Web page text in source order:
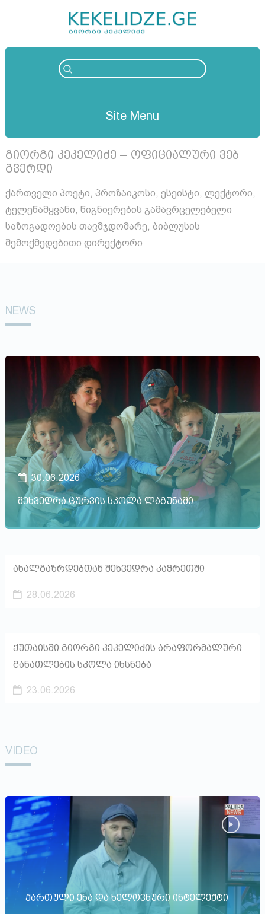
Site Menu
გიორგი კეკელიძე – ოფიციალური ვებ
გვერდი
ქართველი პოეტი, პროზაიკოსი, ესეისტი, ლექტორი,
ტელეწამყვანი, წიგნიერების გამავრცელებელი
საზოგადოების თავმჯდომარე, ბიბლუსის
შემოქმედებითი დირექტორი
NEWS
30.06.2026
შეხვედრა ცურვის სკოლა ლაგუნაში
ახალგაზრდებთან შეხვედრა კაჭრეთში
28.06.2026
ქუთაისში გიორგი კეკელიძის არაფორმალური
განათლების სკოლა იხსნება
23.06.2026
VIDEO
ქართული ენა და ხელოვნური ინტელექტი